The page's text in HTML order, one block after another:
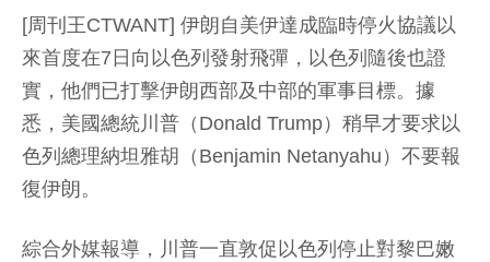
[周刊王CTWANT] 伊朗自美伊達成臨時停火協議以
來首度在7日向以色列發射飛彈，以色列隨後也證
實，他們已打擊伊朗西部及中部的軍事目標。據
悉，美國總統川普（Donald Trump）稍早才要求以
色列總理納坦雅胡（Benjamin Netanyahu）不要報
復伊朗。
綜合外媒報導，川普一直敦促以色列停止對黎巴嫩